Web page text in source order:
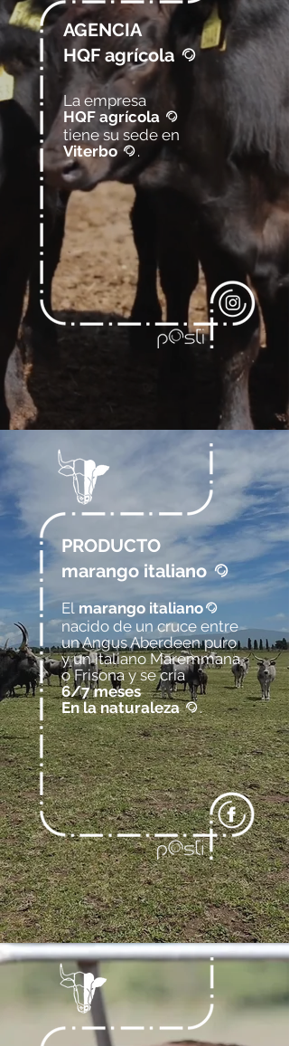
La empresa
HQF agrícola @
tiene su sede en
Viterbo @ .
AGENCIA
HQF agrícola@
El marango italiano @
nacido de un cruce entre
un Angus Aberdeen puro
y un italiano Maremmana
o Frisona y se cría
6/7 meses
En la naturaleza @ .
PRODUCTO
marango italiano@